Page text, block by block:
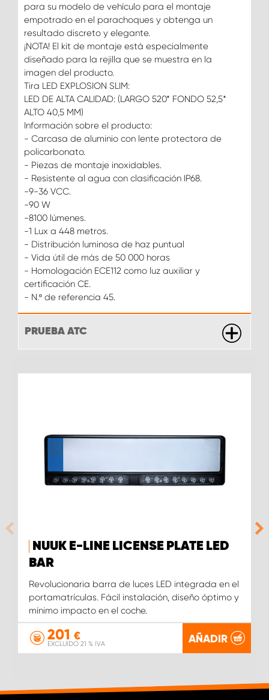
para su modelo de vehículo para el montaje
empotrado en el parachoques y obtenga un
resultado discreto y elegante.
¡NOTA! El kit de montaje está especialmente
diseñado para la rejilla que se muestra en la
imagen del producto.
Tira LED EXPLOSION SLIM:
LED DE ALTA CALIDAD: (LARGO 520* FONDO 52,5*
ALTO 40,5 MM)
Información sobre el producto:
- Carcasa de aluminio con lente protectora de
policarbonato.
- Piezas de montaje inoxidables.
- Resistente al agua con clasificación IP68.
-9-36 VCC.
-90 W
-8100 lúmenes.
-1 Lux a 448 metros.
- Distribución luminosa de haz puntual
- Vida útil de más de 50 000 horas
- Homologación ECE112 como luz auxiliar y
certificación CE.
- N.º de referencia 45.
PRUEBA ATC
NUUK E-LINE LICENSE PLATE LED
BAR
Revolucionaria barra de luces LED integrada en el
portamatrículas. Fácil instalación, diseño óptimo y
mínimo impacto en el coche.
201 €
EXCLUIDO 21 % IVA AÑADIR